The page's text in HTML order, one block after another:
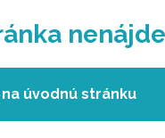
úvodnú stránku